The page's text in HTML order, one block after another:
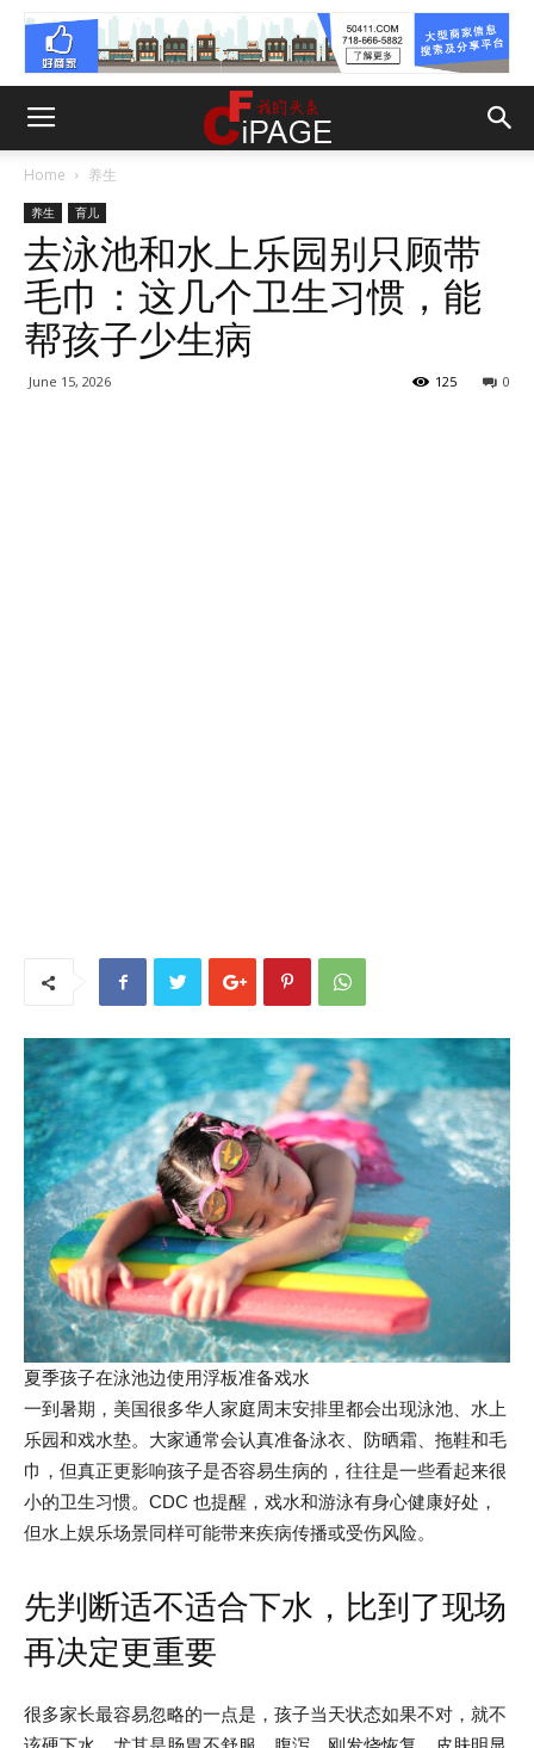
Home 养生
养生 育儿
去泳池和水上乐园别只顾带
毛巾：这几个卫生习惯，能
帮孩子少生病
June 15, 2026 0
125
夏季孩子在泳池边使用浮板准备戏水
一到暑期，美国很多华人家庭周末安排里都会出现泳池、水上
乐园和戏水垫。大家通常会认真准备泳衣、防晒霜、拖鞋和毛
巾，但真正更影响孩子是否容易生病的，往往是一些看起来很
小的卫生习惯。CDC 也提醒，戏水和游泳有身心健康好处，
但水上娱乐场景同样可能带来疾病传播或受伤风险。
先判断适不适合下水，比到了现场
再决定更重要
很多家长最容易忽略的一点是，孩子当天状态如果不对，就不